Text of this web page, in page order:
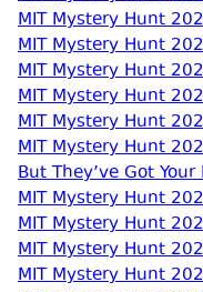
MIT Mystery Hunt
MIT Mystery Hunt
MIT Mystery Hunt
MIT Mystery Hunt
MIT Mystery Hunt
MIT Mystery Hunt
But They’ve Got
MIT Mystery Hunt
MIT Mystery Hunt
MIT Mystery Hunt
MIT Mystery Hunt